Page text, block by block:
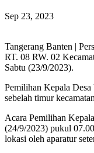
Sep 23, 2023
Tangerang Banten |
RT. 08 RW. 02
Sabtu (23/9/2023).
Pemilihan Kepala
sebelah timur
Acara Pemilihan
(24/9/2023) pukul
lokasi oleh aparatur